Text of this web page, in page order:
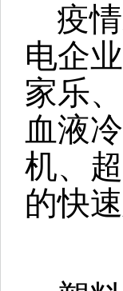
疫
电企
家乐
血液
机、
的快